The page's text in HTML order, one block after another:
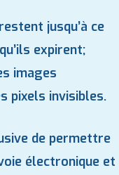
jusqu’à ce
expirent;
images
pixels invisibles.
de permettre
électronique et